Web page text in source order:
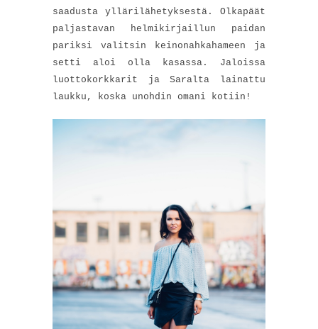
saadusta yllärilähetyksestä. Olkapäät
paljastavan helmikirjaillun paidan
pariksi valitsin keinonahkahameen ja
setti aloi olla kasassa. Jaloissa
luottokorkkarit ja Saralta lainattu
laukku, koska unohdin omani kotiin!